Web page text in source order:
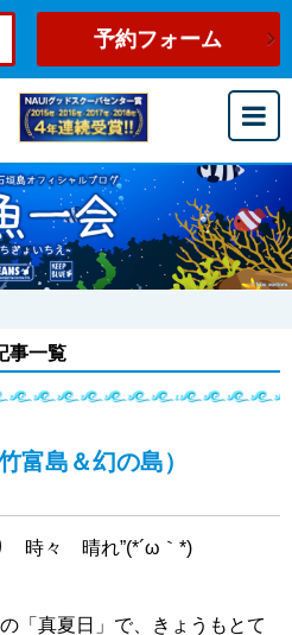
予約フォーム
事一覧
富島＆幻の島）
時々 晴れ”(*´ω｀*)
「真夏日」で、きょうもとて